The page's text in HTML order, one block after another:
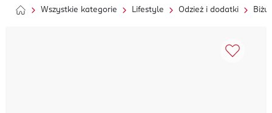
Wszystkie kategorie Lifestyle Odzież i dodatki